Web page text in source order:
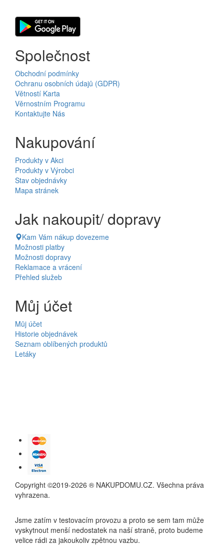
Společnost
Obchodní podmínky
Ochranu osobních údajů (GDPR)
Větností Karta
Věrnostním Programu
Kontaktujte Nás
Nakupování
Produkty v Akci
Produkty v Výrobci
Stav objednávky
Mapa stránek
Jak nakoupit/ dopravy
Kam Vám nákup dovezeme
Možnosti platby
Možnosti dopravy
Reklamace a vrácení
Přehled služeb
Můj účet
Můj účet
Historie objednávek
Seznam oblíbených produktů
Letáky
Copyright ©2019-2026 ® NAKUPDOMU.CZ. Všechna práva
vyhrazena.
Jsme zatím v testovacím provozu a proto se sem tam může
vyskytnout menší nedostatek na naší straně, proto budeme
velice rádi za jakoukoliv zpětnou vazbu.